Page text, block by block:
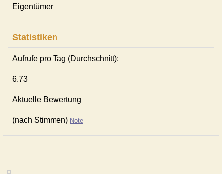
Eigentümer
Statistiken
Aufrufe pro Tag (Durchschnitt):
6.73
Aktuelle Bewertung
(nach Stimmen) Note